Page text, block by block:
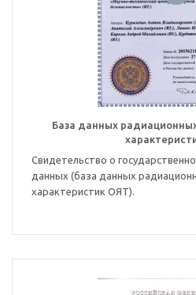
База данных
Свидетельство о
данных (база данных
характеристик ОЯТ).